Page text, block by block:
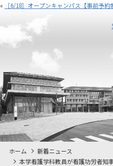
« ［6/18］オープンキャンパス【事前予約
ホーム
新着ニュース
本学看護学科教員が看護功労者知